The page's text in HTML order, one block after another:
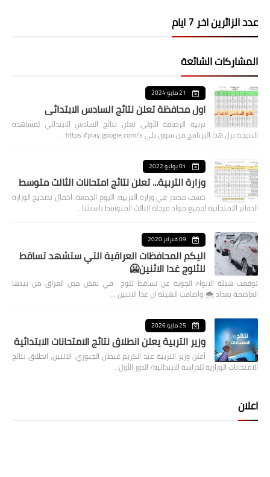
عدد الزائرين اخر 7 ايام
المشاركات الشائعة
21 مايو 2024
اول محافظة تعلن نتائج السادس الابتدائي
تربية الرصافة الأولى تعلن نتائج السادس الابتدائي لمشاهدة
النتيجة نزل هذا البرنامج من سوق بلي https://play.google.com/s…
01 يوليو 2022
وزارة التربية... تعلن نتائج امتحانات الثالث متوسط
كشف مصدر في وزارة التربية، اليوم الجمعة، اكمال تصحيح الوزارة
الدفاتر الامتحانية لجميع مواد مرحلة الثالث المتوسط باستثنا…
09 فبراير 2020
اليكم المحافظات العراقية التي ستشهد تساقط
للثلوج غدا الاثنين🥶
توقعت هيئة الانواء الجوية عن تساقط ثلوج في بعض مدن العراق من بينها
العاصمة بغداد ⁦🌨️⁩ واضافت الهيئة ان غدا الاثنين …
25 مايو 2026
وزير التربية يعلن انطلاق نتائج الامتحانات الابتدائية
أعلن وزير التربية عبد الكريم عبطان الجبوري، الاثنين، انطلاق نتائج
الامتحانات الوزارية للدراسة الابتدائية/ الدور الأول…
اعلان